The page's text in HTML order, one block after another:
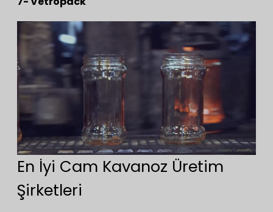
En İyi Cam Kavanoz Üretim
Şirketleri